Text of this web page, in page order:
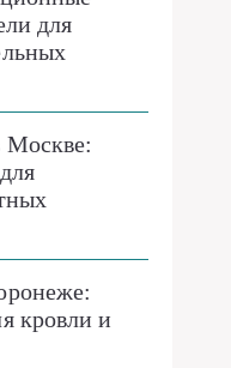
для
Москве:
кровли и